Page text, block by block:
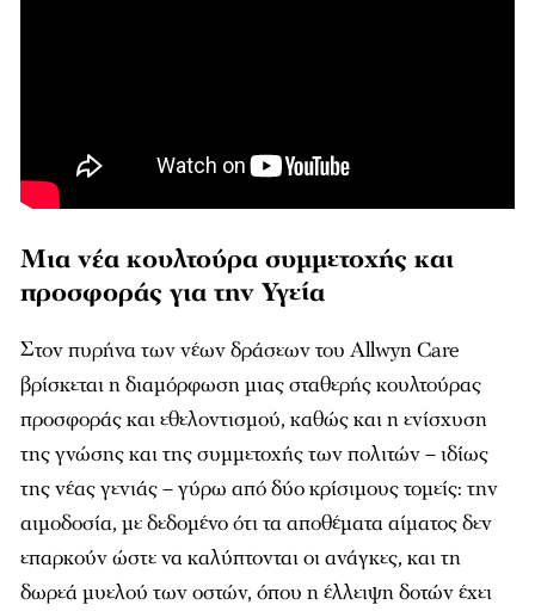
Μια νέα κουλτούρα συμμετοχής και
προσφοράς για την Υγεία
Στον πυρήνα των νέων δράσεων του Allwyn Care
βρίσκεται η διαμόρφωση μιας σταθερής κουλτούρας
προσφοράς και εθελοντισμού, καθώς και η ενίσχυση
της γνώσης και της συμμετοχής των πολιτών – ιδίως
της νέας γενιάς – γύρω από δύο κρίσιμους τομείς: την
αιμοδοσία, με δεδομένο ότι τα αποθέματα αίματος δεν
επαρκούν ώστε να καλύπτονται οι ανάγκες, και τη
δωρεά μυελού των οστών, όπου η έλλειψη δοτών έχει